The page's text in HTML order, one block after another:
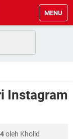
MENU
CALL
Instagram
oleh Kholid